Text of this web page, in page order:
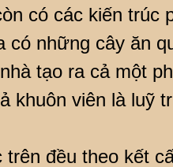
có các kiến trúc
có những cây ăn
tạo ra cả một
khuôn viên là luỹ
trên đều theo kết